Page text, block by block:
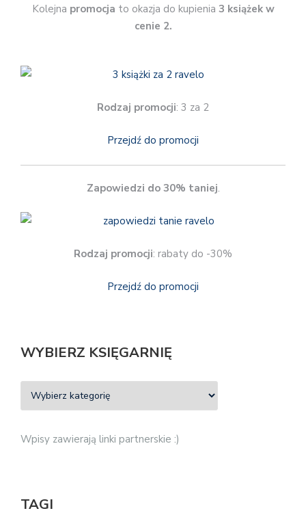
Kolejna promocja to okazja do kupienia 3 książek w
cenie 2.
Rodzaj promocji: 3 za 2
Przejdź do promocji
Zapowiedzi do 30% taniej.
Rodzaj promocji: rabaty do -30%
Przejdź do promocji
WYBIERZ KSIĘGARNIĘ
Wpisy zawierają linki partnerskie :)
TAGI